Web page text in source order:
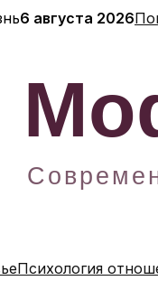
6 августа 2026
Психология